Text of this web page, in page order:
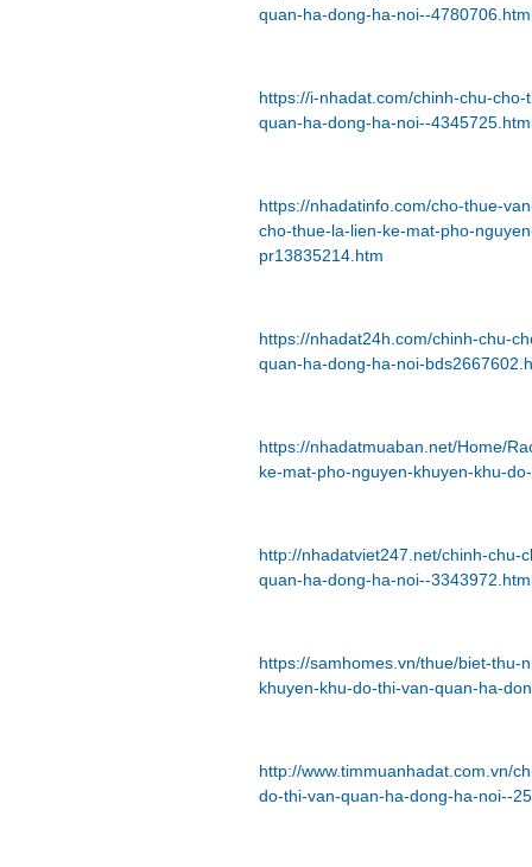
quan-ha-dong-ha-noi--
https://i-nhadat.com/chinh-chu-
quan-ha-dong-ha-noi--
https://nhadatinfo.com/cho-thue-
cho-thue-la-lien-ke-mat-pho-
pr13835214.htm
https://nhadat24h.com/chinh-chu-
quan-ha-dong-ha-noi-
https://nhadatmuaban.net/Home/
ke-mat-pho-nguyen-khuyen-khu-
http://nhadatviet247.net/chinh-chu-
quan-ha-dong-ha-noi--
https://samhomes.vn/thue/biet-thu-
khuyen-khu-do-thi-van-quan-ha-
http://www.timmuanhadat.com.vn/
do-thi-van-quan-ha-dong-ha-noi--